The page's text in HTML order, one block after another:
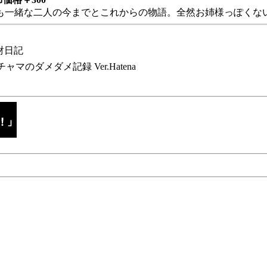
緒な二人の今までとこれからの物語。全然お姉様っぽくな
日記
ャマのダメダメ記録 Ver.Hatena